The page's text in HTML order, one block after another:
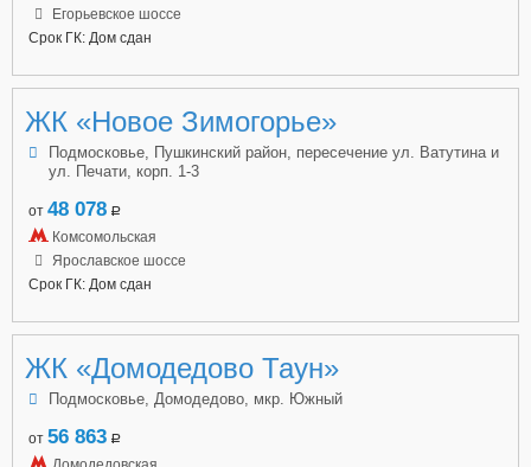
Егорьевское шоссе
Срок ГК: Дом сдан
ЖК «Новое Зимогорье»
Подмосковье, Пушкинский район, пересечение ул. Ватутина и
ул. Печати, корп. 1-3
от 48 078 a
Комсомольская
Ярославское шоссе
Срок ГК: Дом сдан
ЖК «Домодедово Таун»
Подмосковье, Домодедово, мкр. Южный
от 56 863 a